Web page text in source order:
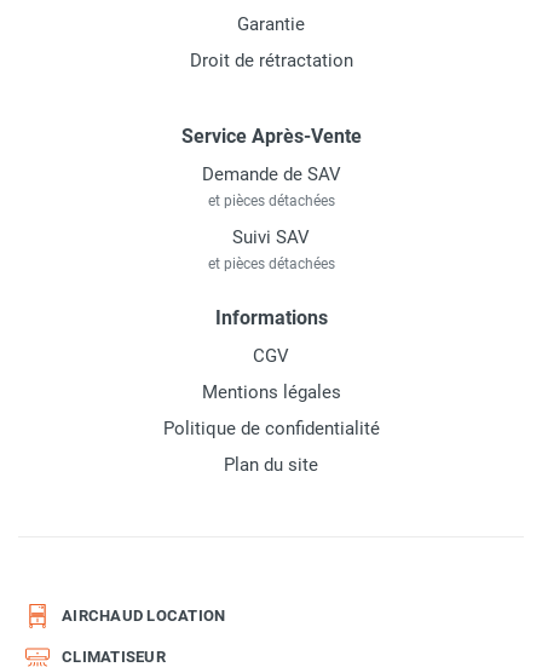
Garantie
Droit de rétractation
Service Après-Vente
Demande de SAV
et pièces détachées
Suivi SAV
et pièces détachées
Informations
CGV
Mentions légales
Politique de confidentialité
Plan du site
AIRCHAUD LOCATION
CLIMATISEUR